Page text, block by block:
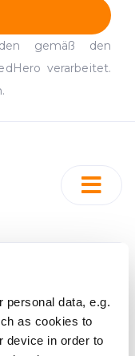
personal data, e.g.
as cookies to
device in order to
gemäß den
verarbeitet.
Lettland